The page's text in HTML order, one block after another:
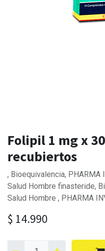
Folipil 1 mg x
recubiertos
, Bioequivalencia, PHARMA
Salud Hombre finasteride,
Salud Hombre , PHARMA
$ 14.990